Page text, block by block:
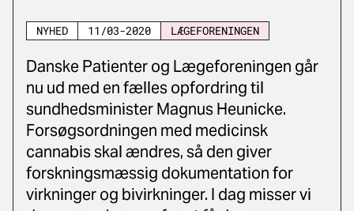
NYHED 11/03-2020 LÆGEFORENINGEN
Danske Patienter og Lægeforeningen går
nu ud med en fælles opfordring til
sundhedsminister Magnus Heunicke.
Forsøgsordningen med medicinsk
cannabis skal ændres, så den giver
forskningsmæssig dokumentation for
virkninger og bivirkninger. I dag misser vi